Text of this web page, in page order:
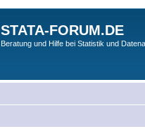
STATA-FORUM.DE
Beratung und Hilfe bei Statistik und